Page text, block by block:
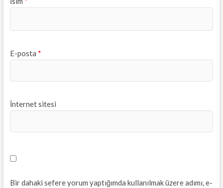
E-posta *
İnternet sitesi
Bir dahaki sefere yorum yaptığımda kullanılmak üzere adımı, e-